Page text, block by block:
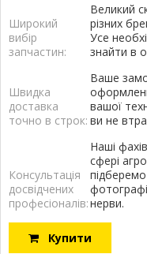
Широкий
вибір
запчастин:
Великий
різних
Усе
знайти в
Швидка
доставка
точно в строк:
Ваше
вашої
ви не
Консультація
досвідчених
професіоналів:
Наші
сфері
нерви.
Купити